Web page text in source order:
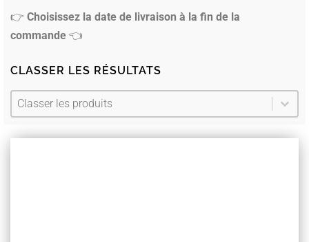
👉 Choisissez la date de livraison à la fin de la
commande 👈
CLASSER LES RÉSULTATS​
Ordonner
Trier le contenu
Trier le contenu